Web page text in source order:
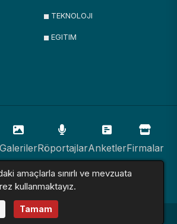
TEKNOLOJI
EGITIM
RöportajlarAnketlerFirmalar
Resmi İlanlarSitemap
- 2024. Tüm Hakları Saklıdır.
amaçlarla sınırlı ve mevzuata
kullanmaktayız.
Tamam